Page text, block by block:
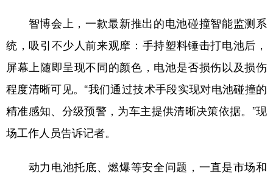
智博会上，一款最新推出的电池碰撞智能监测系
统，吸引不少人前来观摩：手持塑料锤击打电池后，
屏幕上随即呈现不同的颜色，电池是否损伤以及损伤
程度清晰可见。“我们通过技术手段实现对电池碰撞的
精准感知、分级预警，为车主提供清晰决策依据。”现
场工作人员告诉记者。
动力电池托底、燃爆等安全问题，一直是市场和